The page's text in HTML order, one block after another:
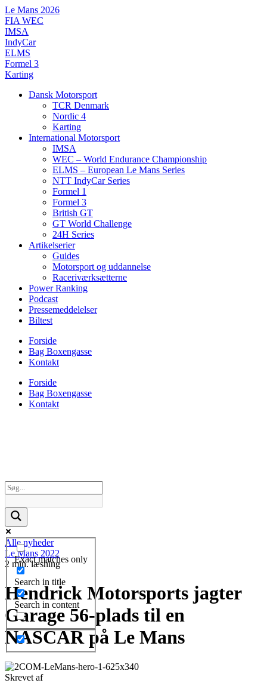
Videre
til
indhold
Le Mans 2026
FIA WEC
IMSA
IndyCar
ELMS
Formel 3
Karting
Dansk Motorsport
TCR Denmark
Nordic 4
Karting
International Motorsport
IMSA
WEC – World Endurance Championship
ELMS – European Le Mans Series
NTT IndyCar Series
Formel 1
Formel 3
British GT
GT World Challenge
24H Series
Artikelserier
Guides
Motorsport og uddannelse
Raceriværksætterne
Power Ranking
Podcast
Pressemeddelelser
Biltest
Forside
Bag Boxengasse
Kontakt
Forside
Bag Boxengasse
Kontakt
Exact matches only
Search in title
Search in content
Alle nyheder
Le Mans 2022
2 min. læsning
Hendrick Motorsports jagter
Garage 56-plads til en
NASCAR på Le Mans
Skrevet af